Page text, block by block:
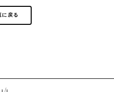
に戻る
1 /1